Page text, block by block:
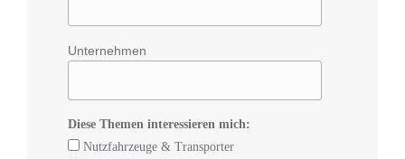
Unternehmen
Diese Themen interessieren mich:
Nutzfahrzeuge & Transporter